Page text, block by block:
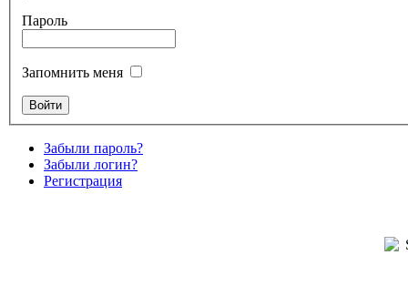
Пароль
Запомнить меня
Забыли пароль?
Забыли логин?
Регистрация